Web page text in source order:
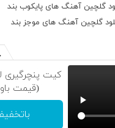
گلچین آهنگ های پایکوب بند
گلچین آهنگ های موجز بند
کیت پنچرگیری
(قیمت